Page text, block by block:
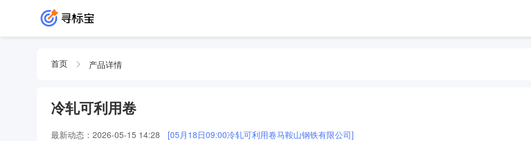
首页 产品详情
冷轧可利用卷
最新动态： 2026-05-15 14:28 [05月18日09:00冷轧可利用卷马鞍山钢铁有限公司]